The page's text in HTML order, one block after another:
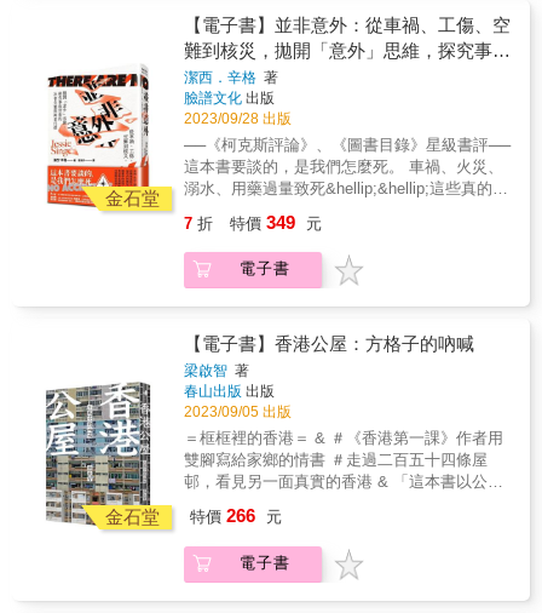
通局長&--------------------------1.出自《マイカー亡
国論》（湯川利和，私家車亡國論，1968
年）：「當私家車成為必需品，對集體也好，
或對個人也罷，這個空間本身都將成為人間地
獄。」2.參見《自動車の社会的費用再考》
（上岡直見，2022年）：「除了大城市外，許
多地方和人們的生活方式已經被打散重組，變
成以使用車輛為前提，因此對許多人而言，使
用車輛近乎一種強制行為。」還路於民協會正
在洽談此書的中譯，預計於2024年10月上市。
景？本書以專業社會學視角與深刻的文字，呈
現出現今這財富極度不均時代大都會殘酷的社
會斷面，更邀請讀者思索心目中宜居而和諧的
城市，應該是什麼樣貌。┤海內外好評推薦├這
本《我所看到的上流生活》寫的是當代煉金
術。不同於中古世紀用什麼蜥蜴尾、蟾蜍皮，
卡若琳．諾斯筆下的現代煉金素材，是金融投
資避險、藝術品交易，也是房地產、信託、為
婚官司、環保洗綠、避稅洗錢──凡事都可煉
金，而且成功率與報酬倍數之高，令人咋舌。
煉金沒有錯，但是就像諾斯說的，「金錢可以
價值的權力。於是，社會老是將貧窮、流離、
窮苦人視為社會問題，卻未曾想過：讓財富無
節制集中，才是這個世界最大的社會問題！──
洪敬舒／ 臺灣勞工陣線協會研究部主任財富、
大，變成高聳的大廈、將街區封閉改道、將賤
民逐出新貴的高牆領地。作者呼籲政府打破保
護黑錢的資訊高牆：防制洗錢、追查逃稅、向
非薪資所得加稅，用這些收入提供綠地、圖書
得臺灣努力。──盧郁佳／ 作家（作者）以快速
的步伐走過倫敦鉅富的生活、家園與各種事務
之間，令人瞠目且深感不安。──丹尼．道靈
靜的筆觸和真實的感嘆，交還給社會一個思
考：如果我們真的認識死亡，會不會更願意好
好地活在這個世界上，做出什麼樣的事來改
變。」● 蔡崇隆（紀錄片導演）──自由平等一
直是人類追求的夢想，尤其是在日趨文明的社
會中。日本法醫作家敏銳剖析一具具掉落階級
底層的屍體，直言不諱地指陳現代孤獨死的背
後成因，揭露出令人難以置信的遺體真相。●
戴志揚（資深社會記者）──不管是面對死者還
是生者，法醫的工作就是和「生命」面對面。
關心「死亡」這件事，更讓大家重新認識解剖
台上最真實的一面。● 戴伸峰（中正大學犯罪
防治系副教授）──人在世有階級，人過世亦有
級預測過世的階級。這不只是一本書，這是一
本人生。● 謝孟穎（《新新聞》記者）──透過
日本資深法醫西尾元的觀察，被社會遺落的貧
窮者可能難以想像地被浴缸溺斃、一副骨瘦如
柴的模樣被法醫看見、腐爛被蟲蛆啃咬到剩白
骨，一切的不平等，都赤裸裸地在解剖台上呈
現了。
述六七暴動、卻又困惑自己是否為「暴動棄
兒」的愛國商人；風雨不改，多年來始終在晨
間海泳的伯伯；八九見證人、持續宣講勿忘六
四的律師。 & 電影《憂鬱之島》記錄了六七暴
動、文革逃港、八九六四等三個歷史時空下的
行動者，並由二〇一九反修例運動世代的年輕
人重演他們年輕時的行動與政治抗爭，逃離與
追求，記憶與所背負的創傷。行動者與重演者
自在真實人生中的行動與傷口，他們對於香港
的認知，對於自我身分認同的界定，有相互對
話，甚至理解的可能嗎？ & 以此為輻射，在這
本電影專書中有進一步延伸與討論。本書第一
部從香港人的身分認同、社會運動的意義及其
創傷、異議與堅持、對於左派青年的分析，以
及紀錄片如何書寫歷史等面向，回應電影裡所
拋出的諸多提問與時代難題。 & 第二部分則為
導演陳梓桓所書，描述《憂鬱之島》的創作緣
起、拍攝人物與素材的挑選 、拍攝方式的考
量、「重演」手法的挑戰及他的思考，還有面
對紛雜的素材如何剪輯等等。導演也探討了我
們如何在所立足的這個當下回望過去╱歷史？
如何解碼香港的離散宿命？而在本片拍攝期期
傘」的電影變成了「後一九」電影，導演又如
何予以詮釋？本書最後並附有電影精選圖輯。
於每個你我的故事。★韓國人文社科類暢銷作
家最新著作★韓國YES24書店讀者評價高達9.7
分★韓國中央日報、韓民族日報、京鄉新聞推
薦讀物「我們這些倖存者為了討生活必須偽裝
自己，找工作的時候也只能裝作天安艦事件對
我沒有影響。而這也讓我變得很擅長裝作若無
其事。畢竟只要一說我是天安艦的倖存者，人
們就會問我：『現在還好嗎？』而我必須回答
還好，然後大家就會說我很了不起。但其實我
一點都不好，我們都一樣，我們都是這樣。」
載著韓國海軍104人的天安艦在黃海海域沉沒
了。40人死亡、6人失蹤，這是韓國海軍史上最
嚴重的沉艦事件&mdash;&mdash;天安艦沉沒
籍也大量出版，但好像哪裡不對勁
&hellip;&hellip;「剩下的」58人呢？這些倖存者
後來怎麼樣了？沒有人在乎、被當成配角因為
還活著，所以不被重視但，這些創傷看不見不
代表不存在天安艦沉船事件罹難的46名官兵獲
頒花郎武功勳章，成了為國捐軀的崇高英雄；
倖存的58名官兵，則必須與殘兵敗將的污名對
候群（PTSD），更為了獲得「衛國有功」的榮
譽，展開一連串艱苦的抗爭。沒能跟同袍一起
活下來，面對罹難的同袍及其家屬時的罪惡
感；韓國社會因為他們在船隻沉沒後生還，沒
金石堂
【電子書】並非意外：從車禍、工傷、空
難到核災，拋開「意外」思維，探究事故
背後的社會失靈與卸責代價
潔西．辛格 著
臉譜文化 出版
2023/09/28 出版
──《柯克斯評論》、《圖書目錄》星級書評──
這本書要談的，是我們怎麼死。 車禍、火災、
溺水、用藥過量致死&hellip;&hellip;這些真的都
性命的「意外」，其實都是必然！ 施逸翔｜台
灣人權促進會秘書長 楊貴智｜法律白話文運動
站長 蔡依橙｜陪你看國際新聞．創辦人 【標線
欄作者／【台灣是個行人地獄】版主 ──專文導
讀 「認為意外是隨機而無法預測的觀念，是理
性人類尚且信以為真的民間傳說。」 ──美國國
家公路交通安全管理局的首任局長威廉‧哈登
（William Haddon） 如果你家附近的巷口，每
年總是固定要出那麼一兩場車禍、帶走一兩個
孩子的生命，你還會稱那是「意外」嗎？ 你可
能會說：「這附近的駕駛開車都太莽撞了！」
或者說：「總是有媽媽顧不好自己的小孩！」
似的事故再次發生，我們只會一次又一次地看
到開得太快的車，在路口撞上恰好沒有成人管
束的孩子； 而你心知肚明──自己有時候也會超
7 折 特價 349 元
電子書
金石堂
【電子書】香港公屋：方格子的吶喊
梁啟智 著
春山出版 出版
2023/09/05 出版
＝框框裡的香港＝ & ＃《香港第一課》作者用
雙腳寫給家鄉的情書 ＃走過二百五十四條屋
邨，看見另一面真實的香港 & 「這本書以公屋
是公屋：印象被定形、生活被規範、需求被馴
服、聲音被代言&hellip;&hellip;這些事情，當然
不只在屋邨發生。在屋邨中，政府在生活的位
特價 266 元
電子書